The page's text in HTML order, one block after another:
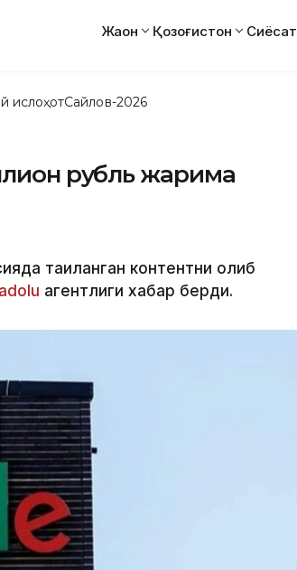
Жаҳон Қозоғистон Сиёсат
ислоҳотСайлов-2026
рубль жарима
тақиқланган контентни олиб
агентлиги хабар берди.